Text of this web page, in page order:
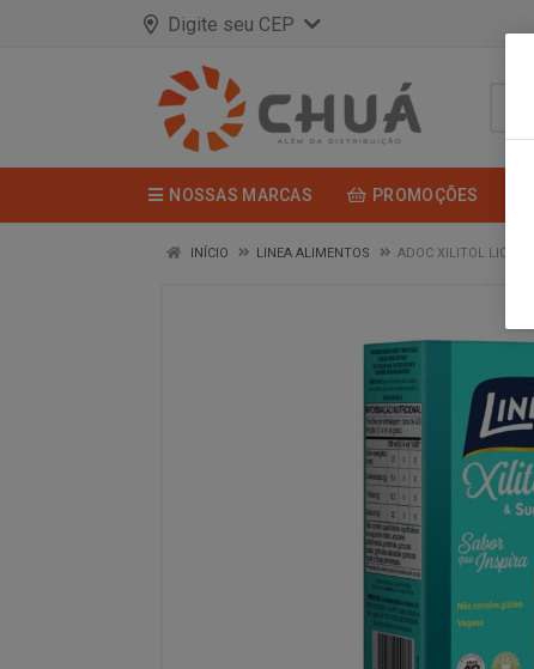
Digite seu CEP
NOSSAS MARCAS PROMOÇÕES
INÍCIO LINEA ALIMENTOS ADOC XILITOL LIQ